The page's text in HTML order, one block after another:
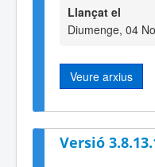
Llançat el
Diumenge, 04
Veure arxius
Versió